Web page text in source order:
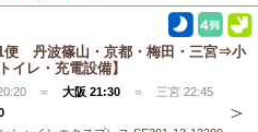
丹波篠山・京都・梅田・三宮⇒小
レ・充電設備】
＝ 大阪 21:30 ＝ 三宮 22:45